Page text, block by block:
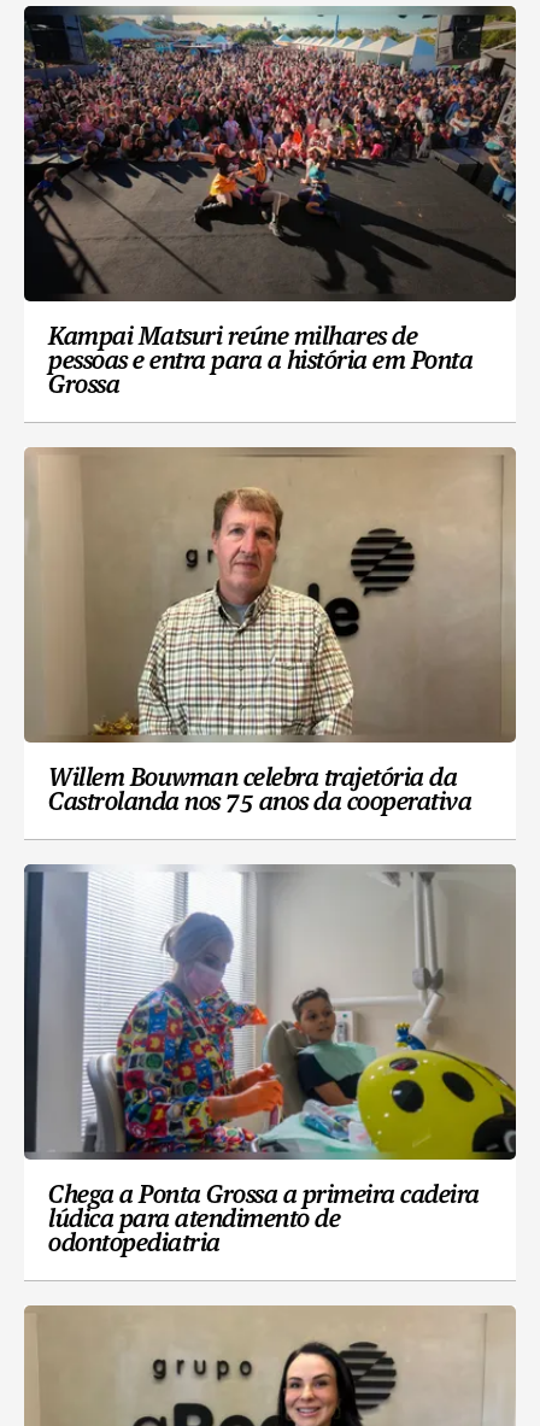
Kampai Matsuri reúne milhares de
pessoas e entra para a história em Ponta
Grossa
Willem Bouwman celebra trajetória da
Castrolanda nos 75 anos da cooperativa
Chega a Ponta Grossa a primeira cadeira
lúdica para atendimento de
odontopediatria